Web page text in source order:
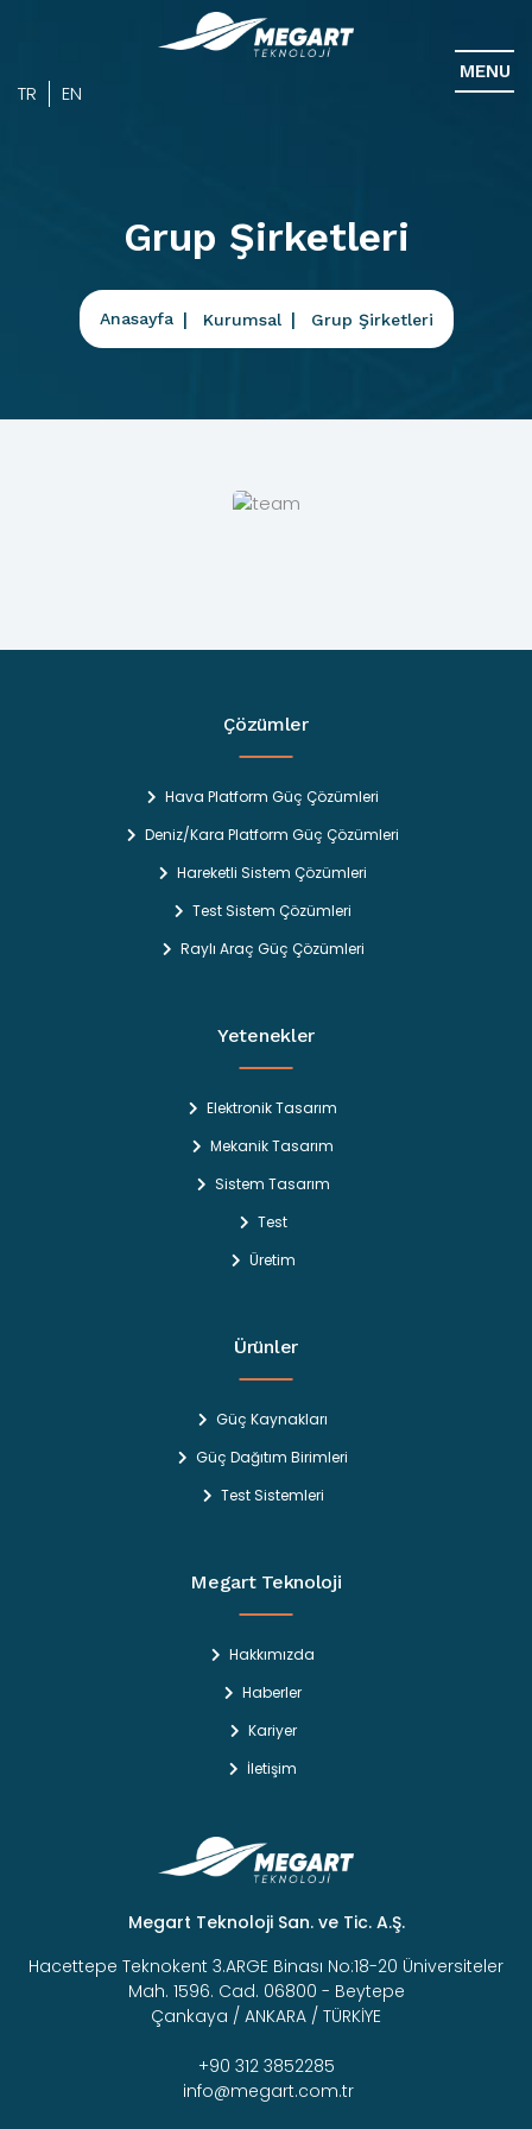
TR EN
MENU
Grup Şirketleri
Anasayfa Kurumsal Grup Şirketleri
Çözümler
Hava Platform Güç Çözümleri
Deniz/Kara Platform Güç Çözümleri
Hareketli Sistem Çözümleri
Test Sistem Çözümleri
Raylı Araç Güç Çözümleri
Yetenekler
Elektronik Tasarım
Mekanik Tasarım
Sistem Tasarım
Test
Üretim
Ürünler
Güç Kaynakları
Güç Dağıtım Birimleri
Test Sistemleri
Megart Teknoloji
Hakkımızda
Haberler
Kariyer
İletişim
Megart Teknoloji San. ve Tic. A.Ş.
Hacettepe Teknokent 3.ARGE Binası No:18-20 Üniversiteler
Mah. 1596. Cad. 06800 - Beytepe
Çankaya / ANKARA / TÜRKİYE
+90 312 3852285
info@megart.com.tr